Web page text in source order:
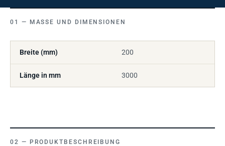
MASSE UND DIMENSIONEN
Breite (mm) 200
Länge in mm 3000
PRODUKTBESCHREIBUNG